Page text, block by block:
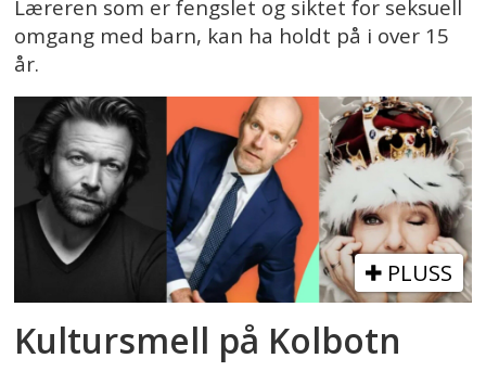
Læreren som er fengslet og siktet for seksuell
omgang med barn, kan ha holdt på i over 15
år.
PLUSS
Kultursmell på Kolbotn